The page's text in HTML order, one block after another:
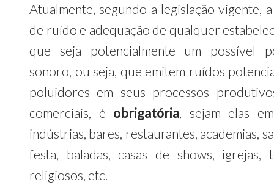
Atualmente, segundo a legislação vigente,
de ruído e adequação de qualquer
que seja potencialmente um possível
sonoro, ou seja, que emitem ruídos
poluidores em seus processos
comerciais, é obrigatória, sejam elas
indústrias, bares, restaurantes, academias,
festa, baladas, casas de shows, igrejas,
religiosos, etc.